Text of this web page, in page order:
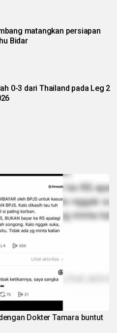
matangkan persiapan
Bidar
0-3 dari Thailand pada Leg 2
Dokter Tamara buntut